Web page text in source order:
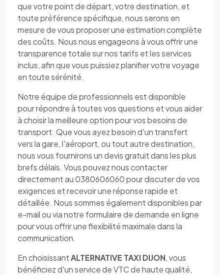
que votre point de départ, votre destination, et
toute préférence spécifique, nous serons en
mesure de vous proposer une estimation complète
des coûts. Nous nous engageons à vous offrir une
transparence totale sur nos tarifs et les services
inclus, afin que vous puissiez planifier votre voyage
en toute sérénité.
Notre équipe de professionnels est disponible
pour répondre à toutes vos questions et vous aider
à choisir la meilleure option pour vos besoins de
transport. Que vous ayez besoin d'un transfert
vers la gare, l'aéroport, ou tout autre destination,
nous vous fournirons un devis gratuit dans les plus
brefs délais. Vous pouvez nous contacter
directement au 0380606060 pour discuter de vos
exigences et recevoir une réponse rapide et
détaillée. Nous sommes également disponibles par
e-mail ou via notre formulaire de demande en ligne
pour vous offrir une flexibilité maximale dans la
communication.
En choisissantALTERNATIVE TAXI DIJON, vous
bénéficiez d'un service de VTC de haute qualité,